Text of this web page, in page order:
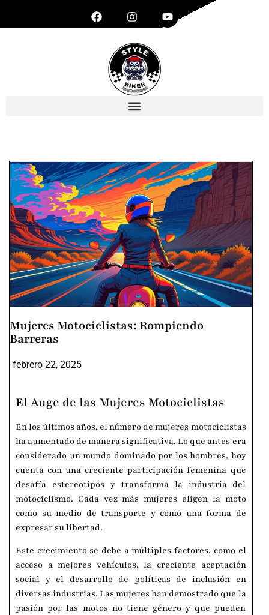
Mujeres Motociclistas: Rompiendo
Barreras
febrero 22, 2025
El Auge de las Mujeres Motociclistas
En los últimos años, el número de mujeres motociclistas
ha aumentado de manera significativa. Lo que antes era
considerado un mundo dominado por los hombres, hoy
cuenta con una creciente participación femenina que
desafía estereotipos y transforma la industria del
motociclismo. Cada vez más mujeres eligen la moto
como su medio de transporte y como una forma de
expresar su libertad.
Este crecimiento se debe a múltiples factores, como el
acceso a mejores vehículos, la creciente aceptación
social y el desarrollo de políticas de inclusión en
diversas industrias. Las mujeres han demostrado que la
pasión por las motos no tiene género y que pueden